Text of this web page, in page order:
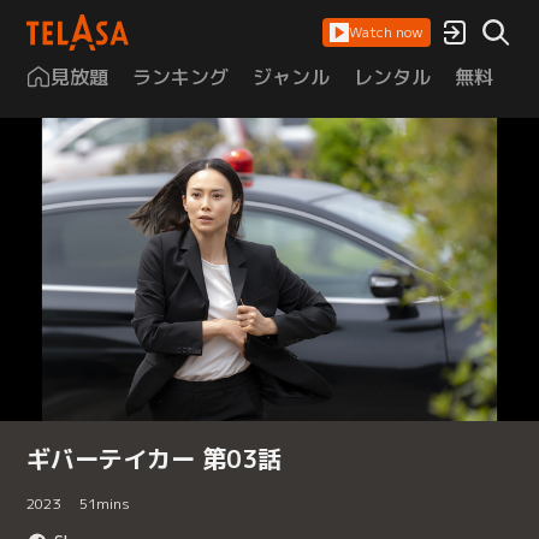
Watch now
見放題 ランキング ジャンル レンタル 無料
ギバーテイカー 第03話
2023 51mins